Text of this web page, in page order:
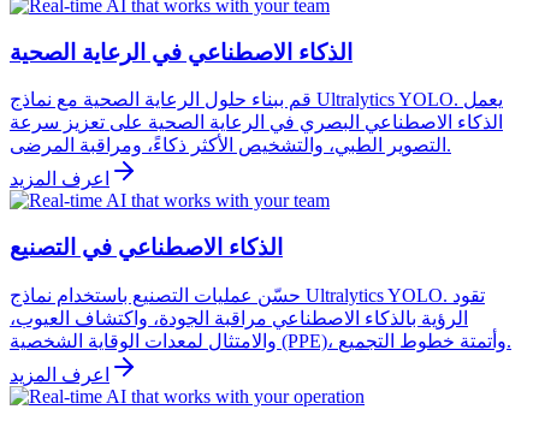
الذكاء الاصطناعي في الرعاية الصحية
قم ببناء حلول الرعاية الصحية مع نماذج Ultralytics YOLO. يعمل
الذكاء الاصطناعي البصري في الرعاية الصحية على تعزيز سرعة
التصوير الطبي، والتشخيص الأكثر ذكاءً، ومراقبة المرضى.
اعرف المزيد
الذكاء الاصطناعي في التصنيع
حسّن عمليات التصنيع باستخدام نماذج Ultralytics YOLO. تقود
الرؤية بالذكاء الاصطناعي مراقبة الجودة، واكتشاف العيوب،
والامتثال لمعدات الوقاية الشخصية (PPE)، وأتمتة خطوط التجميع.
اعرف المزيد